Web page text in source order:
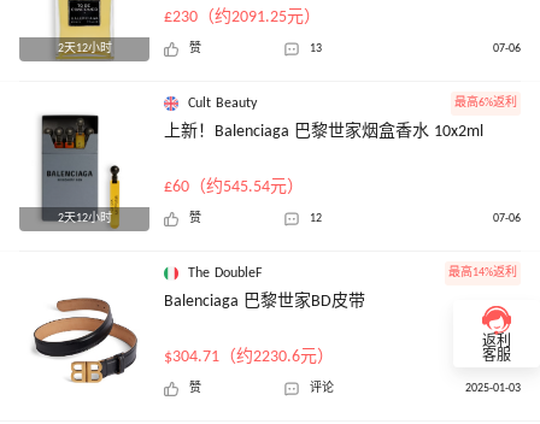
2天12小时
£230（约2091.25元）
赞 13 07-06
2天12小时
Cult Beauty 最高6%返利
上新！Balenciaga 巴黎世家烟盒香水 10x2ml
£60（约545.54元）
赞 12 07-06
The DoubleF 最高14%返利
Balenciaga 巴黎世家BD皮带
$304.71（约2230.6元）
赞 评论 2025-01-03
返利
客服